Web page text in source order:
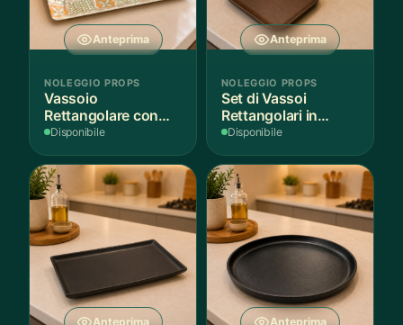
Anteprima
NOLEGGIO PROPS
Vassoio
Rettangolare con
Fantasia
Disponibile
Anteprima
NOLEGGIO PROPS
Set di Vassoi
Rettangolari in
Finitura Legno
Disponibile
Anteprima Anteprima